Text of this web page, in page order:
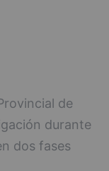
de
durante
dos fases